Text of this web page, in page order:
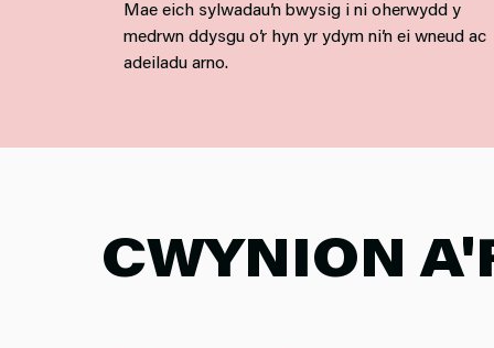
Mae eich sylwadau’n bwysig i ni oherwydd y
medrwn ddysgu o’r hyn yr ydym ni’n ei wneud ac
adeiladu arno.
CWYNION